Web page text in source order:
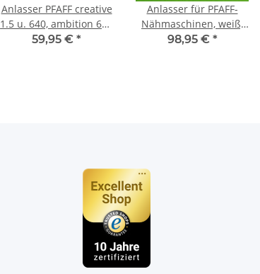
Anlasser PFAFF creative
1.5 u. 640, ambition 610
- 635
59,95 € *
Anlasser für PFAFF-
Nähmaschinen, weiß,
Typ AT 0070
98,95 € *